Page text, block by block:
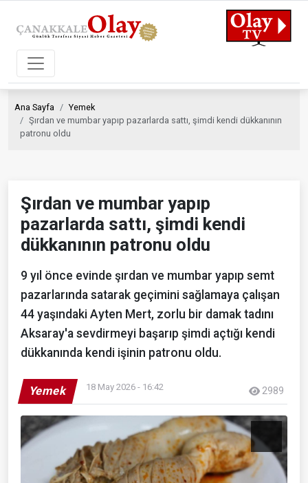
Ana Sayfa
Yemek
Şırdan ve mumbar yapıp pazarlarda sattı, şimdi kendi dükkanının
patronu oldu
Şırdan ve mumbar yapıp
pazarlarda sattı, şimdi kendi
dükkanının patronu oldu
9 yıl önce evinde şırdan ve mumbar yapıp semt
pazarlarında satarak geçimini sağlamaya çalışan
44 yaşındaki Ayten Mert, zorlu bir damak tadını
Aksaray'a sevdirmeyi başarıp şimdi açtığı kendi
dükkanında kendi işinin patronu oldu.
Yemek 18 May 2026 - 16:42 2989